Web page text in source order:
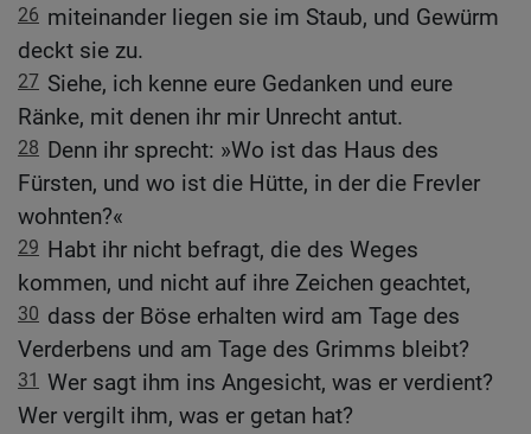
26 miteinander liegen sie im Staub, und Gewürm
deckt sie zu.
27 Siehe, ich kenne eure Gedanken und eure
Ränke, mit denen ihr mir Unrecht antut.
28 Denn ihr sprecht: »Wo ist das Haus des
Fürsten, und wo ist die Hütte, in der die Frevler
wohnten?«
29 Habt ihr nicht befragt, die des Weges
kommen, und nicht auf ihre Zeichen geachtet,
30 dass der Böse erhalten wird am Tage des
Verderbens und am Tage des Grimms bleibt?
31 Wer sagt ihm ins Angesicht, was er verdient?
Wer vergilt ihm, was er getan hat?